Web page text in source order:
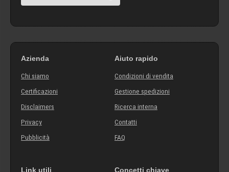
Azienda
Chi siamo
Certificazioni
Disclaimers
Privacy
Pubblicità
Aiuto rapido
Condizioni di vendita
Gestione spedizioni
Ricerca interna
Contatti
FAQ
Link utili Concetti chiave